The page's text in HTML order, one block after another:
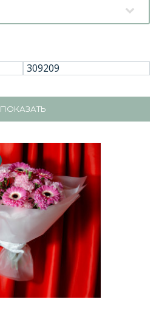
ПОКАЗАТЬ